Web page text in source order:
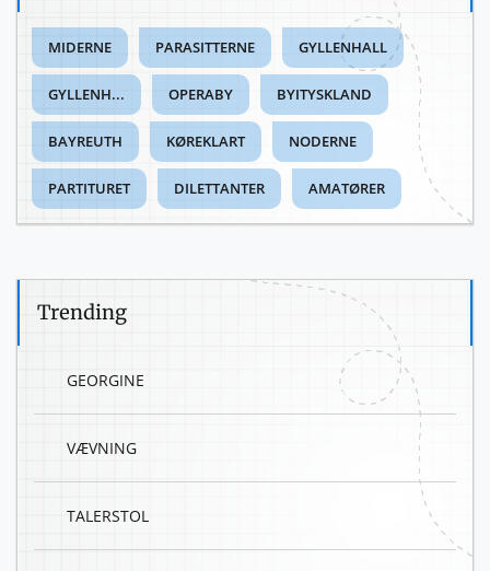
MIDERNE PARASITTERNE GYLLENHALL
GYLLENH... OPERABY BYITYSKLAND
BAYREUTH KØREKLART NODERNE
PARTITURET DILETTANTER AMATØRER
Trending
GEORGINE
VÆVNING
TALERSTOL